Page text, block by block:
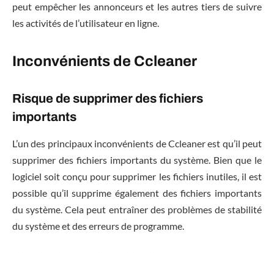
peut empêcher les annonceurs et les autres tiers de suivre
les activités de l’utilisateur en ligne.
Inconvénients de Ccleaner
Risque de supprimer des fichiers
importants
L’un des principaux inconvénients de Ccleaner est qu’il peut
supprimer des fichiers importants du système. Bien que le
logiciel soit conçu pour supprimer les fichiers inutiles, il est
possible qu’il supprime également des fichiers importants
du système. Cela peut entraîner des problèmes de stabilité
du système et des erreurs de programme.